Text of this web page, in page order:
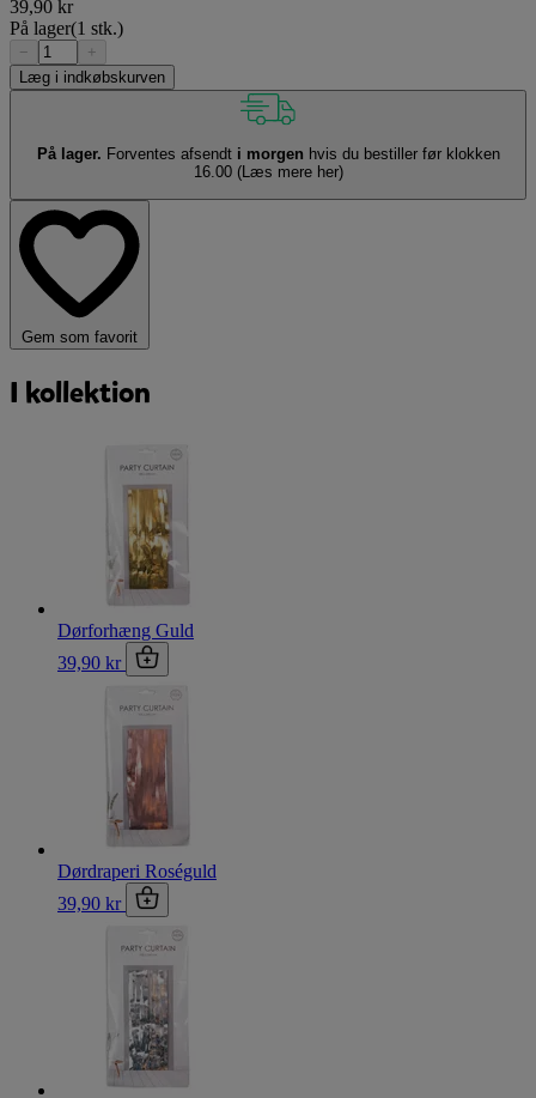
39,90 kr
På lager(1 stk.)
−
+
Læg i indkøbskurven
På lager. Forventes afsendt i morgen hvis du bestiller før klokken
16.00 (Læs mere her)
Gem som favorit
I kollektion
Dørforhæng Guld
39,90 kr
Dørdraperi Roséguld
39,90 kr